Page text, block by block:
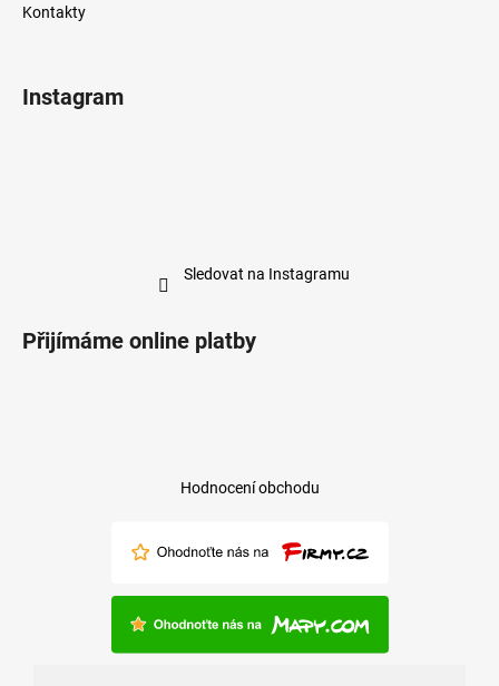
Kontakty
Instagram
Sledovat na Instagramu
Přijímáme online platby
Hodnocení obchodu